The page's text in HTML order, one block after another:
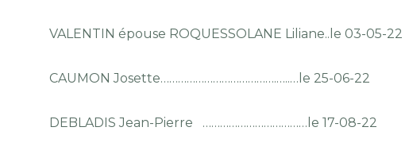
VALENTIN épouse ROQUESSOLANE Liliane..le 03-05-22
CAUMON Josette………………………………….…..…le 25-06-22
DEBLADIS Jean-Pierre ………………………………le 17-08-22